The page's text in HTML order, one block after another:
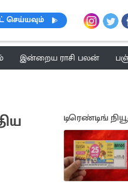
இன்றைய ராசி பலன்
டிரெண்டிங்